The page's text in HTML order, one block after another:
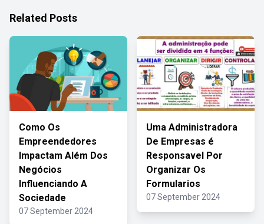
Related Posts
Como Os
Empreendedores
Impactam Além Dos
Negócios
Influenciando A
Sociedade
07 September 2024
Uma Administradora
De Empresas é
Responsavel Por
Organizar Os
Formularios
07 September 2024